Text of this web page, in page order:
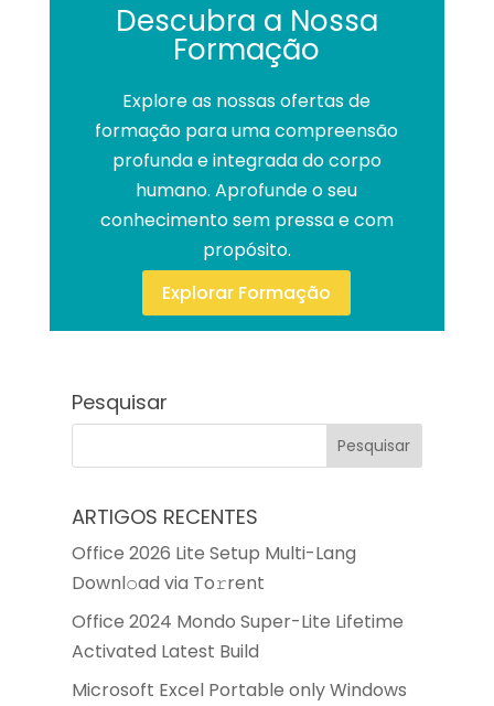
Descubra a Nossa
Formação
Explore as nossas ofertas de
formação para uma compreensão
profunda e integrada do corpo
humano. Aprofunde o seu
conhecimento sem pressa e com
propósito.
Explorar Formação
Pesquisar
ARTIGOS RECENTES
Office 2026 Lite Setup Multi-Lang
Downl𝚘ad via To𝚛rent
Office 2024 Mondo Super-Lite Lifetime
Activated Latest Build
Microsoft Excel Portable only Windows